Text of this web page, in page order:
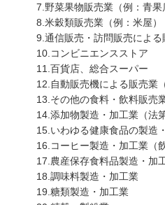
7.野菜果物販売業（例：青果
8.米穀類販売業（例：米屋）
9.通信販売・訪問販売による
10.コンビニエンスストア
11.百貨店、総合スーパー
12.自動販売機による販売業
13.その他の食料・飲料販売
14.添加物製造・加工業（法
15.いわゆる健康食品の製造
16.コーヒー製造・加工業（
17.農産保存食料品製造・加
18.調味料製造・加工業
19.糖類製造・加工業